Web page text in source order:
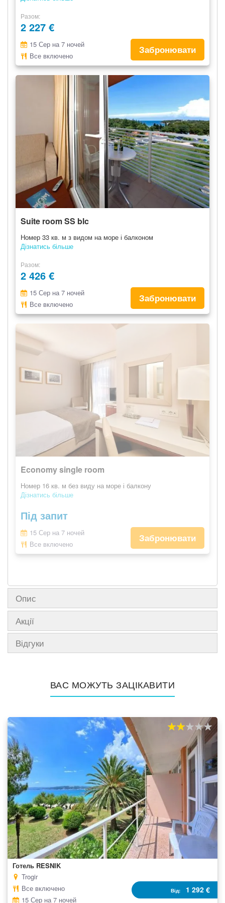
Разом
2 227 €
15 Сер на 7 ночей
Все включено
Забронювати
Suite room SS blc
Номер 33 кв. м з видом на море і балконом
Дізнатись більше
Разом
2 426 €
15 Сер на 7 ночей
Все включено
Забронювати
Economy single room
Номер 16 кв. м без виду на море і балкону
Дізнатись більше
Під запит
15 Сер на 7 ночей
Все включено
Забронювати
Опис
Акції
Відгуки
ВАС МОЖУТЬ ЗАЦІКАВИТИ
Готель RESNIK
Від 1 292 €
Trogir
Все включено
15 Сер на 7 ночей